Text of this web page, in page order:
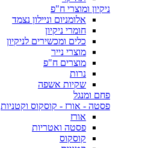
ניקיון ומוצרי ח"פ
אלומניום וניילון נצמד
חומרי ניקיון
כלים ומכשירים לניקיון
מוצרי נייר
מוצרים ח"פ
נרות
שקיות אשפה
פחם ומנגל
פסטה - אורז - קוסקוס וקטניות
אורז
פסטה ואטריות
קוסקוס